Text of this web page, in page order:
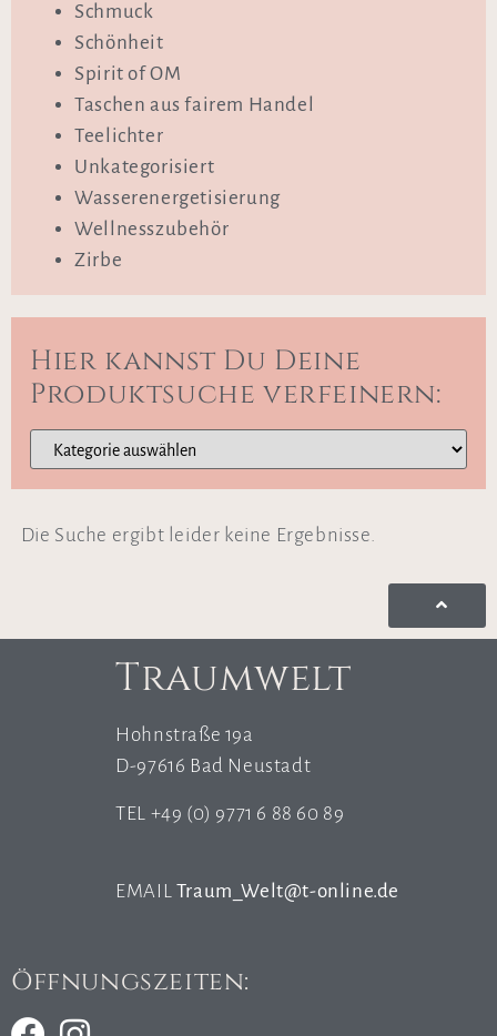
Schmuck
Schönheit
Spirit of OM
Taschen aus fairem Handel
Teelichter
Unkategorisiert
Wasserenergetisierung
Wellnesszubehör
Zirbe
Hier kannst Du Deine
Produktsuche verfeinern:
Die Suche ergibt leider keine Ergebnisse.
Traumwelt
Hohnstraße 19a
D-97616 Bad Neustadt
TEL +49 (0) 9771 6 88 60 89
EMAIL Traum_Welt@t-online.de
Öffnungszeiten: